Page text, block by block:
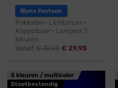
Blynx Festoon
Prikkabel · Lichtsnoer ·
Koppelbaar · Lampen: 7
kleuren
Vanaf:€32,95 € 29,95
5 kleuren / multicolor
Stootbestendig